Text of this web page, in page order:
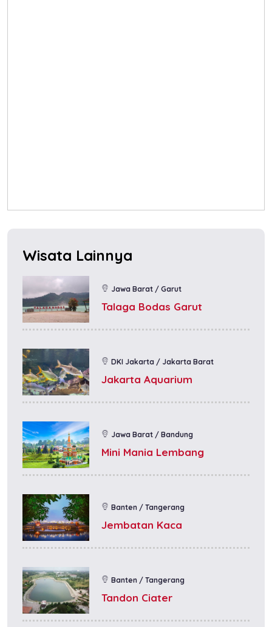
Wisata Lainnya
Jawa Barat / Garut
Talaga Bodas Garut
DKI Jakarta / Jakarta Barat
Jakarta Aquarium
Jawa Barat / Bandung
Mini Mania Lembang
Banten / Tangerang
Jembatan Kaca
Banten / Tangerang
Tandon Ciater